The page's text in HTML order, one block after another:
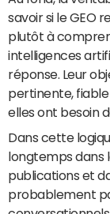
savoir si le GEO
plutôt à
intelligences
réponse. Leur
pertinente,
elles ont besoin
Dans cette
longtemps dans
publications et
probablement